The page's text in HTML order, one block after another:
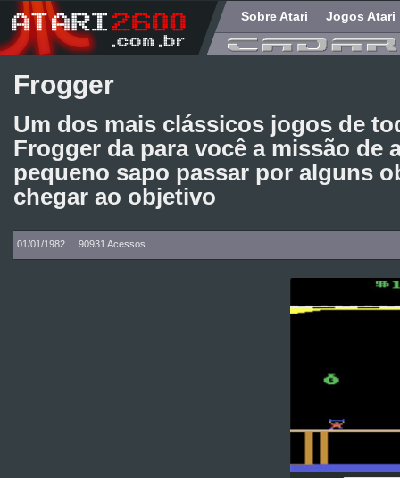
Sobre Atari Jogos Atari
Frogger
Um dos mais clássicos jogos de
Frogger da para você a missão de
pequeno sapo passar por alguns
chegar ao objetivo
01/01/1982 90931 Acessos